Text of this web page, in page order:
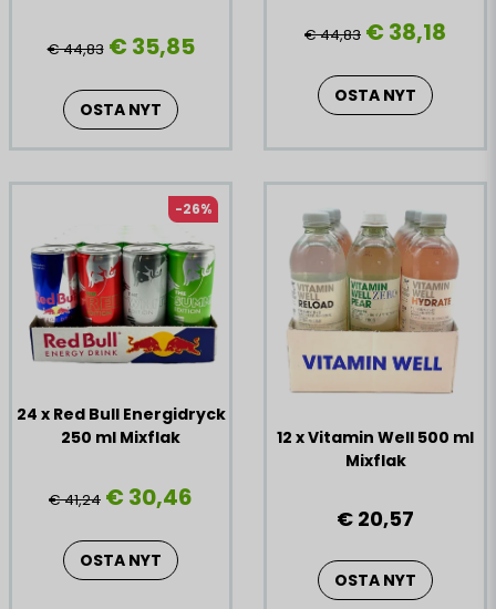
€ 44,83 € 35,85
OSTA NYT
€ 44,83 € 38,18
OSTA NYT
24 x Red Bull Energidryck
250 ml Mixflak
-26%
€ 41,24 € 30,46
OSTA NYT
12 x Vitamin Well 500 ml
Mixflak
€ 20,57
OSTA NYT